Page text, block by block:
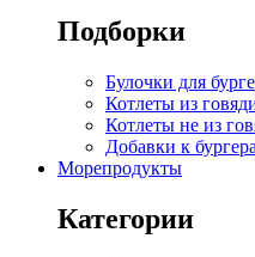
Подборки
Булочки для
Котлеты из
Котлеты не из
Добавки к
Морепродукты
Категории